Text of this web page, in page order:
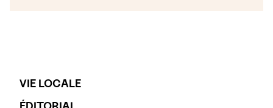
VIE LOCALE